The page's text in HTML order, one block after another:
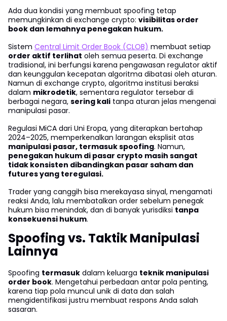
Ada dua kondisi yang membuat spoofing tetap
memungkinkan di exchange crypto: visibilitas order
book dan lemahnya penegakan hukum.
Sistem Central Limit Order Book (CLOB) membuat setiap
order aktif terlihat oleh semua peserta. Di exchange
tradisional, ini berfungsi karena pengawasan regulator aktif
dan keunggulan kecepatan algoritma dibatasi oleh aturan.
Namun di exchange crypto, algoritma institusi beraksi
dalam mikrodetik, sementara regulator tersebar di
berbagai negara, sering kali tanpa aturan jelas mengenai
manipulasi pasar.
Regulasi MiCA dari Uni Eropa, yang diterapkan bertahap
2024–2025, memperkenalkan larangan eksplisit atas
manipulasi pasar, termasuk spoofing. Namun,
penegakan hukum di pasar crypto masih sangat
tidak konsisten dibandingkan pasar saham dan
futures yang teregulasi.
Trader yang canggih bisa merekayasa sinyal, mengamati
reaksi Anda, lalu membatalkan order sebelum penegak
hukum bisa menindak, dan di banyak yurisdiksi tanpa
konsekuensi hukum.
Spoofing vs. Taktik Manipulasi
Lainnya
Spoofing termasuk dalam keluarga teknik manipulasi
order book. Mengetahui perbedaan antar pola penting,
karena tiap pola muncul unik di data dan salah
mengidentifikasi justru membuat respons Anda salah
sasaran.